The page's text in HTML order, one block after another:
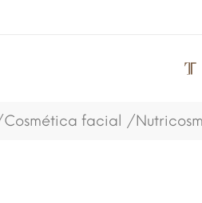
Cosmética facial